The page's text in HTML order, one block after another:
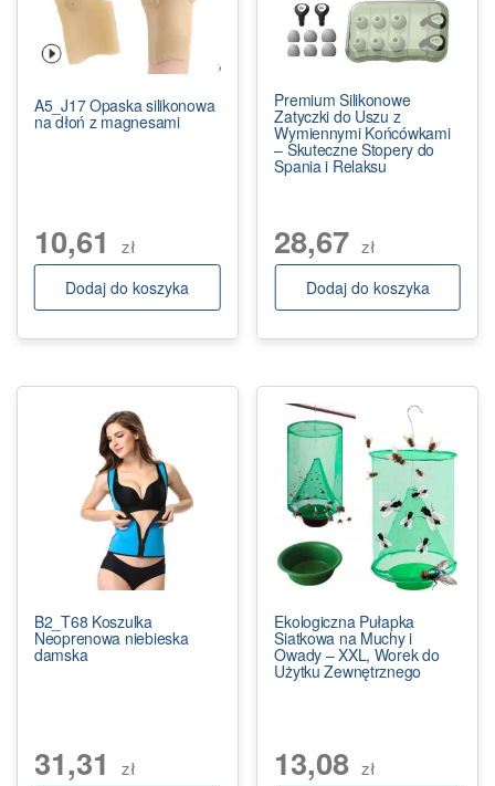
A5_J17 Opaska silikonowa
na dłoń z magnesami
10,61 zł
Dodaj do koszyka
Premium Silikonowe
Zatyczki do Uszu z
Wymiennymi Końcówkami
– Skuteczne Stopery do
Spania i Relaksu
28,67 zł
Dodaj do koszyka
B2_T68 Koszulka
Neoprenowa niebieska
damska
31,31 zł
Ekologiczna Pułapka
Siatkowa na Muchy i
Owady – XXL, Worek do
Użytku Zewnętrznego
13,08 zł